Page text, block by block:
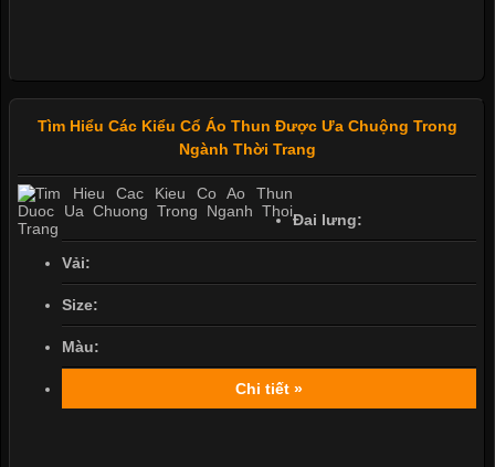
Tìm Hiểu Các Kiểu Cổ Áo Thun Được Ưa Chuộng Trong
Ngành Thời Trang
Đai lưng:
Vải:
Size:
Màu:
Chi tiết »